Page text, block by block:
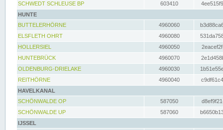
SCHWEDT SCHLEUSE BP
603410
HUNTE
BUTTELERHÖRNE
4960060
ELSFLETH OHRT
4960080
HOLLERSIEL
4960050
HUNTEBRÜCK
4960070
OLDENBURG-DRIELAKE
4960030
REITHÖRNE
4960040
HAVELKANAL
SCHÖNWALDE OP
587050
SCHÖNWALDE UP
587060
IJSSEL